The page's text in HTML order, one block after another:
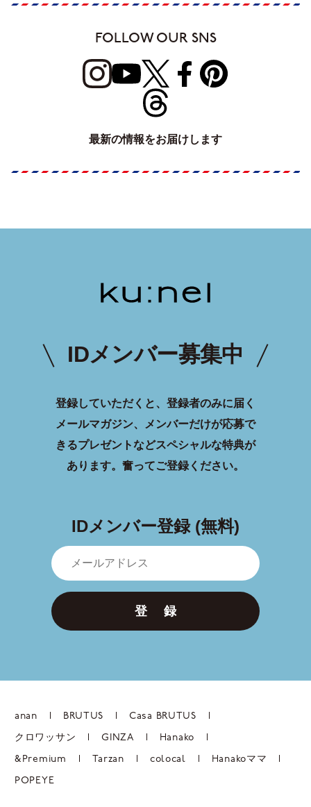
FOLLOW OUR SNS
最新の情報をお届けします
IDメンバー募集中
登録していただくと、登録者のみに届く
メールマガジン、メンバーだけが応募で
きるプレゼントなどスペシャルな特典が
あります。 奮ってご登録ください。
IDメンバー登録 (無料)
登 録
anan BRUTUS Casa BRUTUS
クロワッサン GINZA Hanako
&Premium Tarzan colocal Hanakoママ
POPEYE